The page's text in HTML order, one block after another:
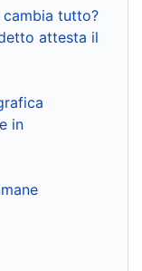
tutto?
attesta il
in